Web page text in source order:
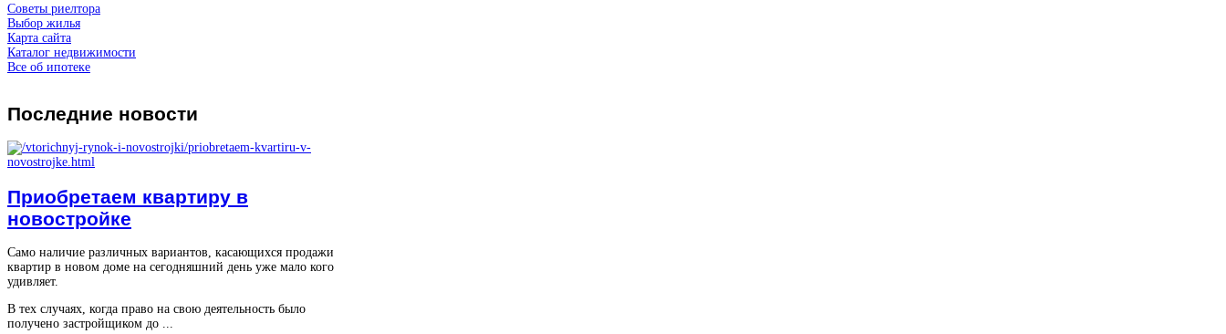
Советы риелтора
Выбор жилья
Карта сайта
Каталог недвижимости
Все об ипотеке
Последние новости
Приобретаем квартиру в
новостройке
Само наличие различных вариантов, касающихся продажи
квартир в новом доме на сегодняшний день уже мало кого
удивляет.
В тех случаях, когда право на свою деятельность было
получено застройщиком до ...